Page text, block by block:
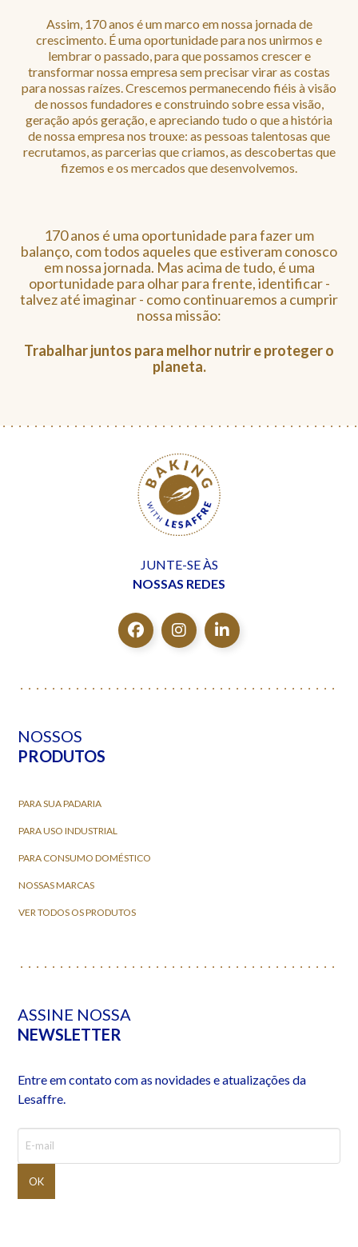
Assim, 170 anos é um marco em nossa jornada de
crescimento. É uma oportunidade para nos unirmos e
lembrar o passado, para que possamos crescer e
transformar nossa empresa sem precisar virar as costas
para nossas raízes. Crescemos permanecendo fiéis à visão
de nossos fundadores e construindo sobre essa visão,
geração após geração, e apreciando tudo o que a história
de nossa empresa nos trouxe: as pessoas talentosas que
recrutamos, as parcerias que criamos, as descobertas que
fizemos e os mercados que desenvolvemos.
170 anos é uma oportunidade para fazer um
balanço, com todos aqueles que estiveram conosco
em nossa jornada. Mas acima de tudo, é uma
oportunidade para olhar para frente, identificar -
talvez até imaginar - como continuaremos a cumprir
nossa missão:
Trabalhar juntos para melhor nutrir e proteger o
planeta.
JUNTE-SE ÀS
NOSSAS REDES
NOSSOS
PRODUTOS
PARA SUA PADARIA
PARA USO INDUSTRIAL
PARA CONSUMO DOMÉSTICO
NOSSAS MARCAS
VER TODOS OS PRODUTOS
ASSINE NOSSA
NEWSLETTER
Entre em contato com as novidades e atualizações da
Lesaffre.